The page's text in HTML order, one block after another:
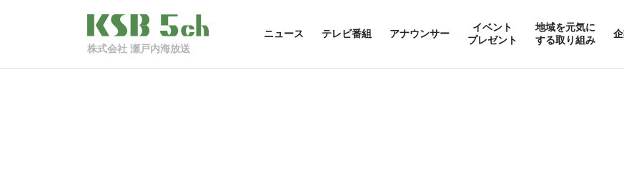
株式会社 瀬戸内海放送
ニュース テレビ番組 アナウンサー
イベント
プレゼント
地域を元気に
する取り組み